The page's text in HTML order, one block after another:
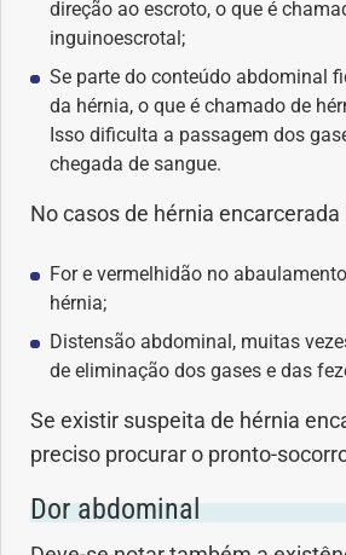
direção ao escroto, o que é
inguinoescrotal;
Se parte do conteúdo abdominal
da hérnia, o que é chamado de
Isso dificulta a passagem dos
chegada de sangue.
No casos de hérnia encarcerada
For e vermelhidão no
hérnia;
Distensão abdominal, muitas
de eliminação dos gases e das
Se existir suspeita de hérnia
preciso procurar o pronto-
Dor abdominal